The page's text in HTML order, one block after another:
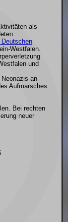
als
Deutschen
Westfalen.
und
an
Aufmarsches
Bei rechten
neuer